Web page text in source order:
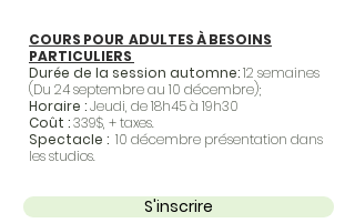
COURS POUR ADULTES À BESOINS
PARTICULIERS
Durée de la session automne:12 semaines
(Du 24 septembre au 10 décembre);
Horaire :Jeudi, de 18h45 à 19h30
Coût :339$, + taxes.
Spectacle : 10 décembre présentation dans
les studios.
S'inscrire